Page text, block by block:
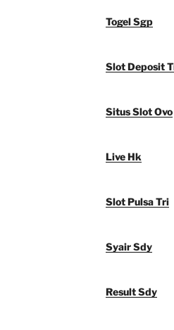
Togel Sgp
Slot Deposit
Situs Slot Ovo
Live Hk
Slot Pulsa Tri
Syair Sdy
Result Sdy